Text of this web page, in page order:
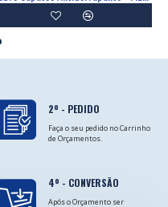
2º - PEDIDO
Faça o seu pedido no Carrinho
de Orçamentos.
4º - CONVERSÃO
Após o Orçamento ser